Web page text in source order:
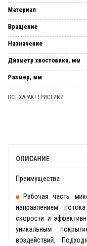
Материал
Вращение
Назначение
Диаметр хвостовика, мм
Размер, мм
ВСЕ ХАРАКТЕРИСТИКИ
ОПИСАНИЕ
Преимущества
Рабочая часть
направлением
скорости и
уникальным
воздействий.